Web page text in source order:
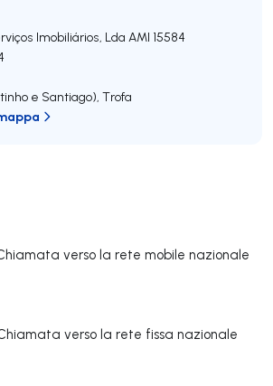
verso la rete mobile nazionale
verso la rete fissa nazionale
Imobiliários, Lda AMI 15584
e Santiago), Trofa